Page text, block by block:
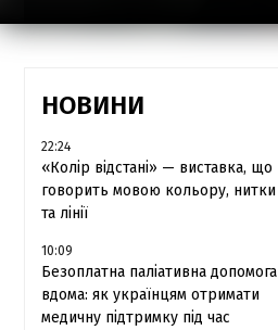
НОВИНИ
22:24
«Колір відстані» — виставка, що
говорить мовою кольору, нитки
та лінії
10:09
Безоплатна паліативна допомога
вдома: як українцям отримати
медичну підтримку під час